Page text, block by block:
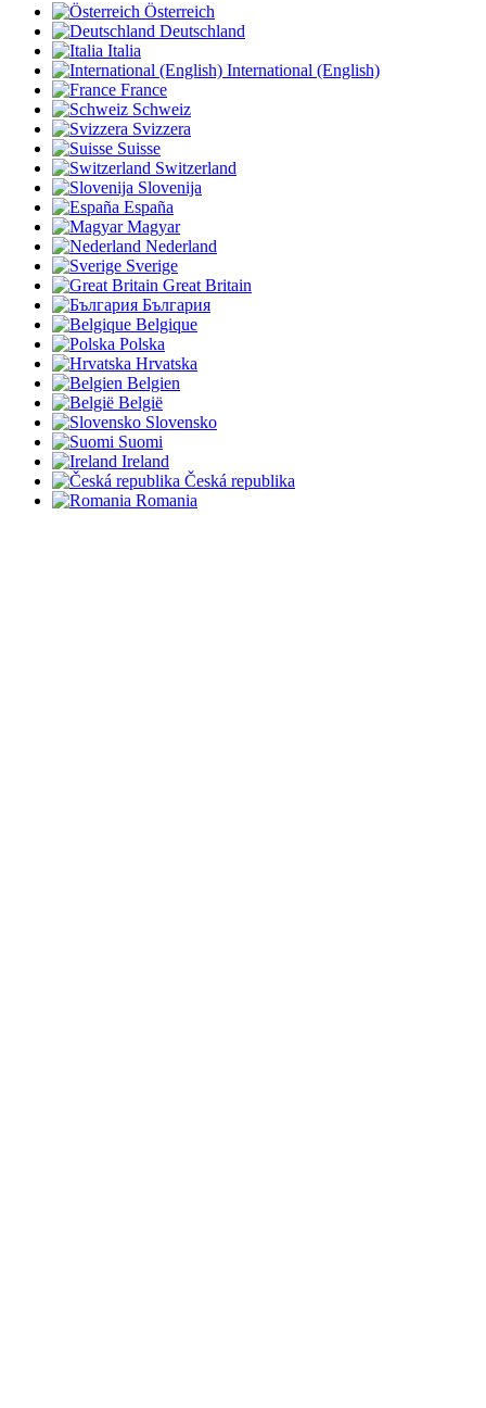
Österreich
Deutschland
Italia
International (English)
France
Schweiz
Svizzera
Suisse
Switzerland
Slovenija
España
Magyar
Nederland
Sverige
Great Britain
България
Belgique
Polska
Hrvatska
Belgien
België
Slovensko
Suomi
Ireland
Česká republika
Romania